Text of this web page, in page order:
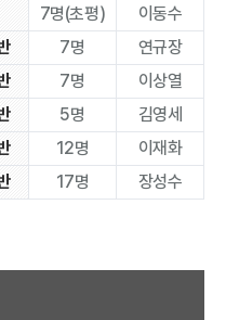
7명(초평) 이동수
7명
연규장
7명
이상열
5명
김영세
12명
이재화
17명 장성수